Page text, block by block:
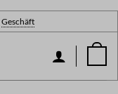
Geschäft